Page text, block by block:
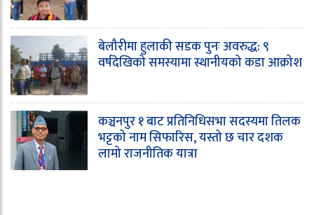
बेलौरीमा हुलाकी सडक पुनः अवरुद्ध: ९
वर्षदेखिको समस्यामा स्थानीयको कडा आक्रोश
कञ्चनपुर १ बाट प्रतिनिधिसभा सदस्यमा तिलक
भट्टको नाम सिफारिस, यस्तो छ चार दशक
लामो राजनीतिक यात्रा